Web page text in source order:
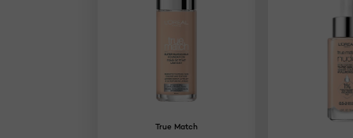
True Match